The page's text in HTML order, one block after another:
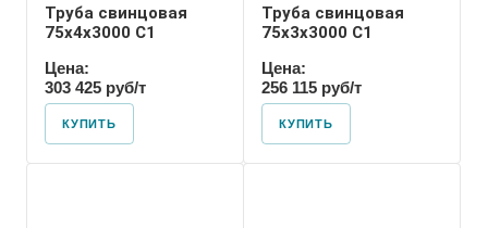
Труба свинцовая
75x4x3000 С1
Цена:
303 425 руб/т
КУПИТЬ
Труба свинцовая
75x3x3000 С1
Цена:
256 115 руб/т
КУПИТЬ